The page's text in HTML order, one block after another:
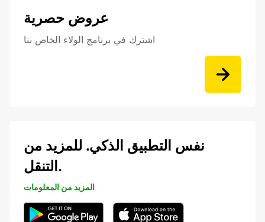
عروض حصرية
اشترك في برنامج الولاء الخاص بنا
نفس التطبيق الذكي. للمزيد من
التنقل.
المزيد من المعلومات